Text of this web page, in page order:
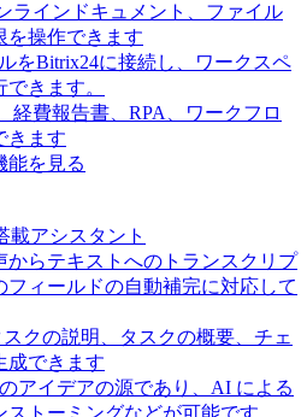
ラインドキュメント、ファイル
を操作できます
をBitrix24に接続し、ワークスペ
きます。
経費報告書、RPA、ワークフロ
きます
能を見る
載アシスタント
からテキストへのトランスクリプ
フィールドの自動補完に対応して
クの説明、タスクの概要、チェ
成できます
アイデアの源であり、AI による
トーミングなどが可能です